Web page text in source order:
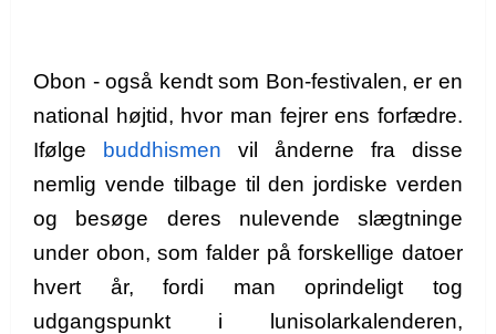
Obon - også kendt som Bon-festivalen, er en
national højtid, hvor man fejrer ens forfædre.
Ifølge buddhismen vil ånderne fra disse
nemlig vende tilbage til den jordiske verden
og besøge deres nulevende slægtninge
under obon, som falder på forskellige datoer
hvert år, fordi man oprindeligt tog
udgangspunkt i lunisolarkalenderen,